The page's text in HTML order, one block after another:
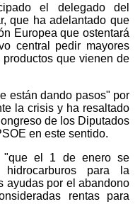
el delegado del
que ha adelantado que
Europea que ostentará
central pedir mayores
que vienen de
están dando pasos" por
la crisis y ha resaltado
de los Diputados
en este sentido.
"que el 1 de enero se
para la
ayudas por el abandono
rentas para